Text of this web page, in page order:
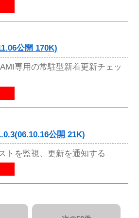
公開 170K)
専用の常駐型新着更新チェッ
公開 21K)
トを監視、更新を通知する